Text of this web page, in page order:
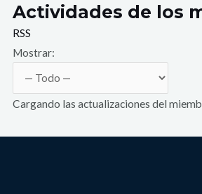
Actividades de los
RSS
Mostrar:
Cargando las actualizaciones del